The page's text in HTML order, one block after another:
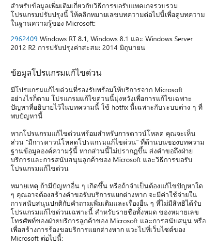
สำหรับข้อมูลเพิ่มเติมเกี่ยวกับวิธีการขอรับแพคเกจรวบรวม
โปรแกรมปรับปรุงนี้ ให้คลิกหมายเลขบทความต่อไปนี้เพื่อดูบทความ
ในฐานความรู้ของ Microsoft:
2962409 Windows RT 8.1, Windows 8.1 และ Windows Server
2012 R2 การปรับปรุงค่าสะสม: 2014 มิถุนายน
ข้อมูลโปรแกรมแก้ไขด่วน
มีโปรแกรมแก้ไขด่วนที่รองรับพร้อมให้บริการจาก Microsoft
อย่างไรก็ตาม โปรแกรมแก้ไขด่วนนี้มุ่งหวังเพื่อการแก้ไขเฉพาะ
ปัญหาที่อธิบายไว้ในบทความนี้ ใช้ hotfix นี้เฉพาะกับระบบต่าง ๆ ที่
พบปัญหานี้
หากโปรแกรมแก้ไขด่วนพร้อมสำหรับการดาวน์โหลด คุณจะเห็น
ส่วน "มีการดาวน์โหลดโปรแกรมแก้ไขด่วน" ที่ด้านบนของบทความ
ฐานข้อมูลองค์ความรู้นี้ หากส่วนนี้ไม่ปรากฏขึ้น ส่งคำขอถึงฝ่าย
บริการและการสนับสนุนลูกค้าของ Microsoft และวิธีการขอรับ
โปรแกรมแก้ไขด่วน
หมายเหตุ ถ้ามีปัญหาอื่น ๆ เกิดขึ้น หรือถ้าจำเป็นต้องแก้ไขปัญหาใด
ๆ คุณอาจต้องสร้างคำขอรับบริการแยกต่างหาก จะมีค่าใช้จ่ายใน
การสนับสนุนปกติกับคำถามเพิ่มเติมและเรื่องอื่น ๆ ที่ไม่มีสิทธิได้รับ
โปรแกรมแก้ไขด่วนเฉพาะนี้ สำหรับรายชื่อทั้งหมด ของหมายเลข
โทรศัพท์ของฝ่ายบริการลูกค้าของ Microsoft และการสนับสนุน หรือ
เพื่อสร้างการร้องขอบริการแยกต่างหาก แวะไปที่เว็บไซต์ของ
Microsoft ต่อไปนี้: